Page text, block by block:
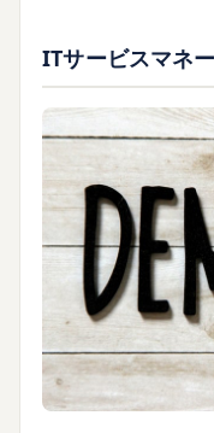
ITサービスマネ